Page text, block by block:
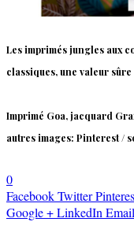
Les imprimés jungles aux
classiques, une valeur sûre
Imprimé Goa, jacquard
autres images: Pinterest /
0
FacebookTwitter
Google +LinkedIn Email